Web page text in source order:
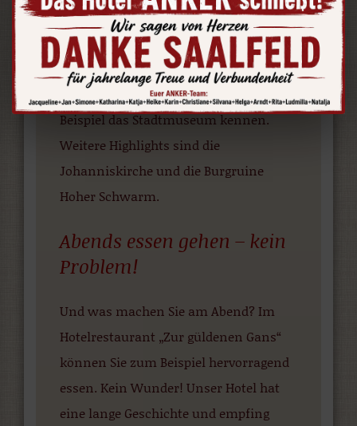
kommen Cafés und grüne Plätze.
Machen Sie doch mal einen
historischenRundgang mit Führung!
Dann lernen Sie auf dem Weg zum
Beispiel das Stadtmuseum kennen.
Weitere Highlights sind die
Johanniskirche und die Burgruine
Hoher Schwarm.
Abends essen gehen – kein
Problem!
Und was machen Sie am Abend? Im
Hotelrestaurant „Zur güldenen Gans“
können Sie zum Beispiel hervorragend
essen. Kein Wunder! Unser Hotel hat
eine lange Geschichte und empfing